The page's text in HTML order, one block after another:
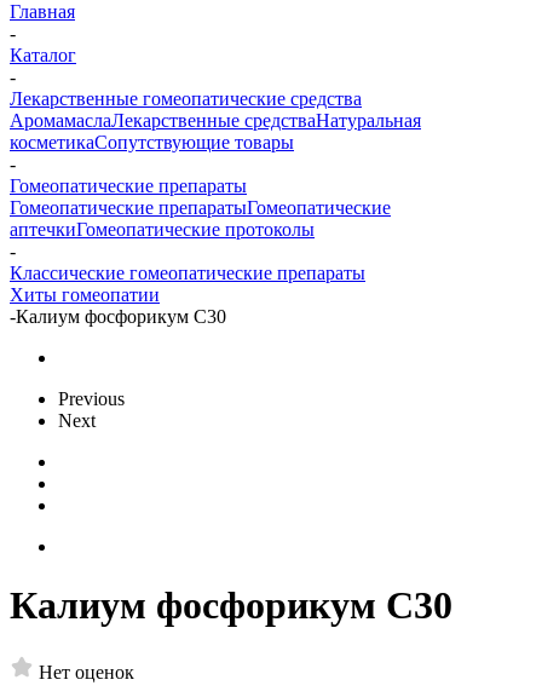
Главная
-
Каталог
-
Лекарственные гомеопатические средства
АромамаслаЛекарственные средстваНатуральная
косметикаСопутствующие товары
-
Гомеопатические препараты
Гомеопатические препаратыГомеопатические
аптечкиГомеопатические протоколы
-
Классические гомеопатические препараты
Хиты гомеопатии
-Калиум фосфорикум С30
Previous
Next
Калиум фосфорикум С30
Нет оценок